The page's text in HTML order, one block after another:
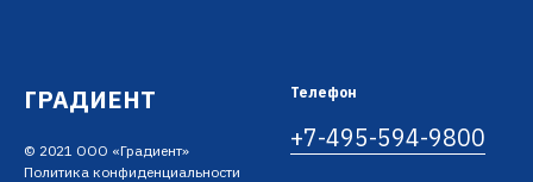
ГРАДИЕНТ
© 2021 ООО «Градиент»
Политика конфиденциальности
Телефон
+7-495-594-9800